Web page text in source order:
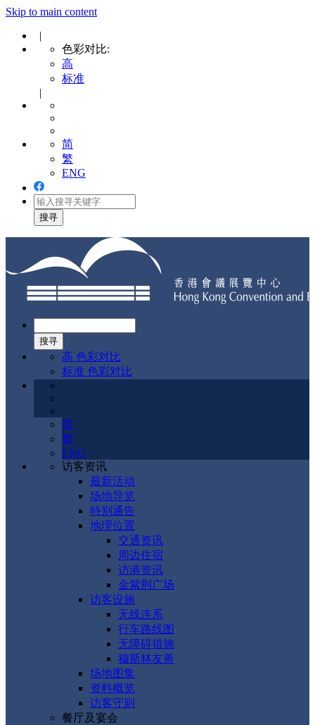
Skip to main content
|
色彩对比:
高
标准
|
简
繁
ENG
navigation
高 色彩对比
标准 色彩对比
简
繁
ENG
访客资讯
最新活动
场地导览
特别通告
地理位置
交通资讯
周边住宿
访港资讯
金紫荆广场
访客设施
无线连系
行车路线图
无障碍措施
穆斯林友善
场地图集
资料概览
访客守则
餐厅及宴会